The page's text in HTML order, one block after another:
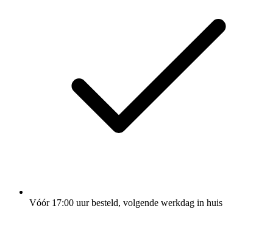
Vóór 17:00 uur besteld, volgende werkdag in huis